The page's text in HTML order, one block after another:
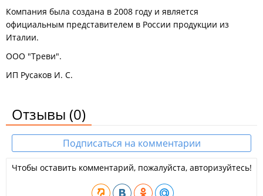
Компания была создана в 2008 году и является
официальным представителем в России продукции из
Италии.
ООО "Треви".
ИП Русаков И. С.
Отзывы (0)
Подписаться на комментарии
Чтобы оставить комментарий, пожалуйста, авторизуйтесь!